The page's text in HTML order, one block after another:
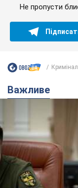
зарплати:
анонсував
7.08.2026 00:29
Скільки
українська ППО
Міноборони
Українська ППО
ракет-